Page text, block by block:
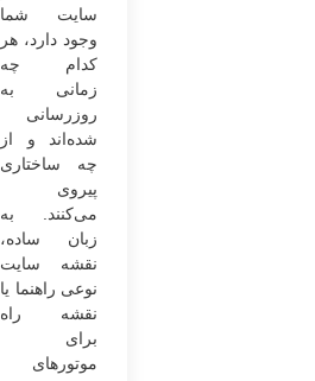
سایت شما
وجود دارد، هر
کدام چه
زمانی به
روزرسانی
شده‌اند و از
چه ساختاری
پیروی
می‌کنند. به
زبان ساده،
نقشه سایت
نوعی راهنما یا
نقشه راه
برای
موتورهای